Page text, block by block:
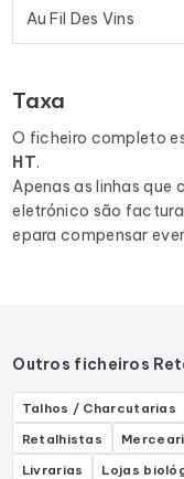
ferramentas de
existentes no
na região Pays de la
actividades: Caviste.
Au Fil Des Vins
Taxa
O ficheiro completo
HT.
Apenas as linhas que
eletrónico são
epara compensar
Outros ficheiros
Talhos / Charcutarias
Retalhistas
Livrarias
Lojas